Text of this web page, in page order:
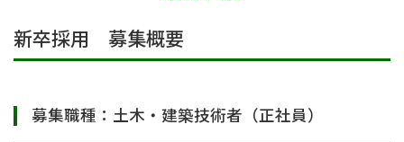
新卒採用 募集概要
募集職種：土木・建築技術者（正社員）